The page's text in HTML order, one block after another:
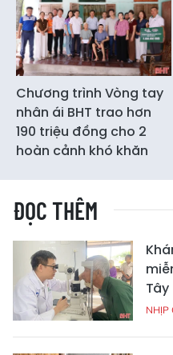
Chương trình Vòng tay
nhân ái BHT trao hơn
190 triệu đồng cho 2
hoàn cảnh khó khăn
ĐỌC THÊM
Tây
NHỊP